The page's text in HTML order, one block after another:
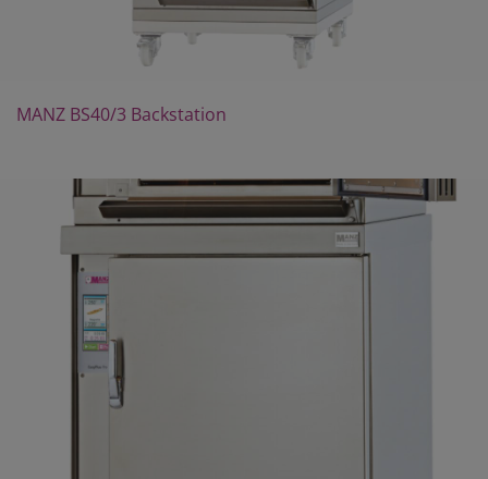
MANZ BS40/3 Backstation